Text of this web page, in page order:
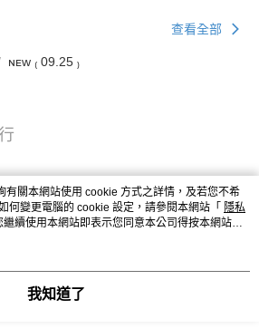
查看全部
ɴᴇᴡ ₍ 09.25 ₎
有關本網站使用 cookie 方式之詳情，及若您不希
何變更電腦的 cookie 設定，請參閱本網站「 隱私
繼續使用本網站即表示您同意本公司得按本網站使
。
我知道了